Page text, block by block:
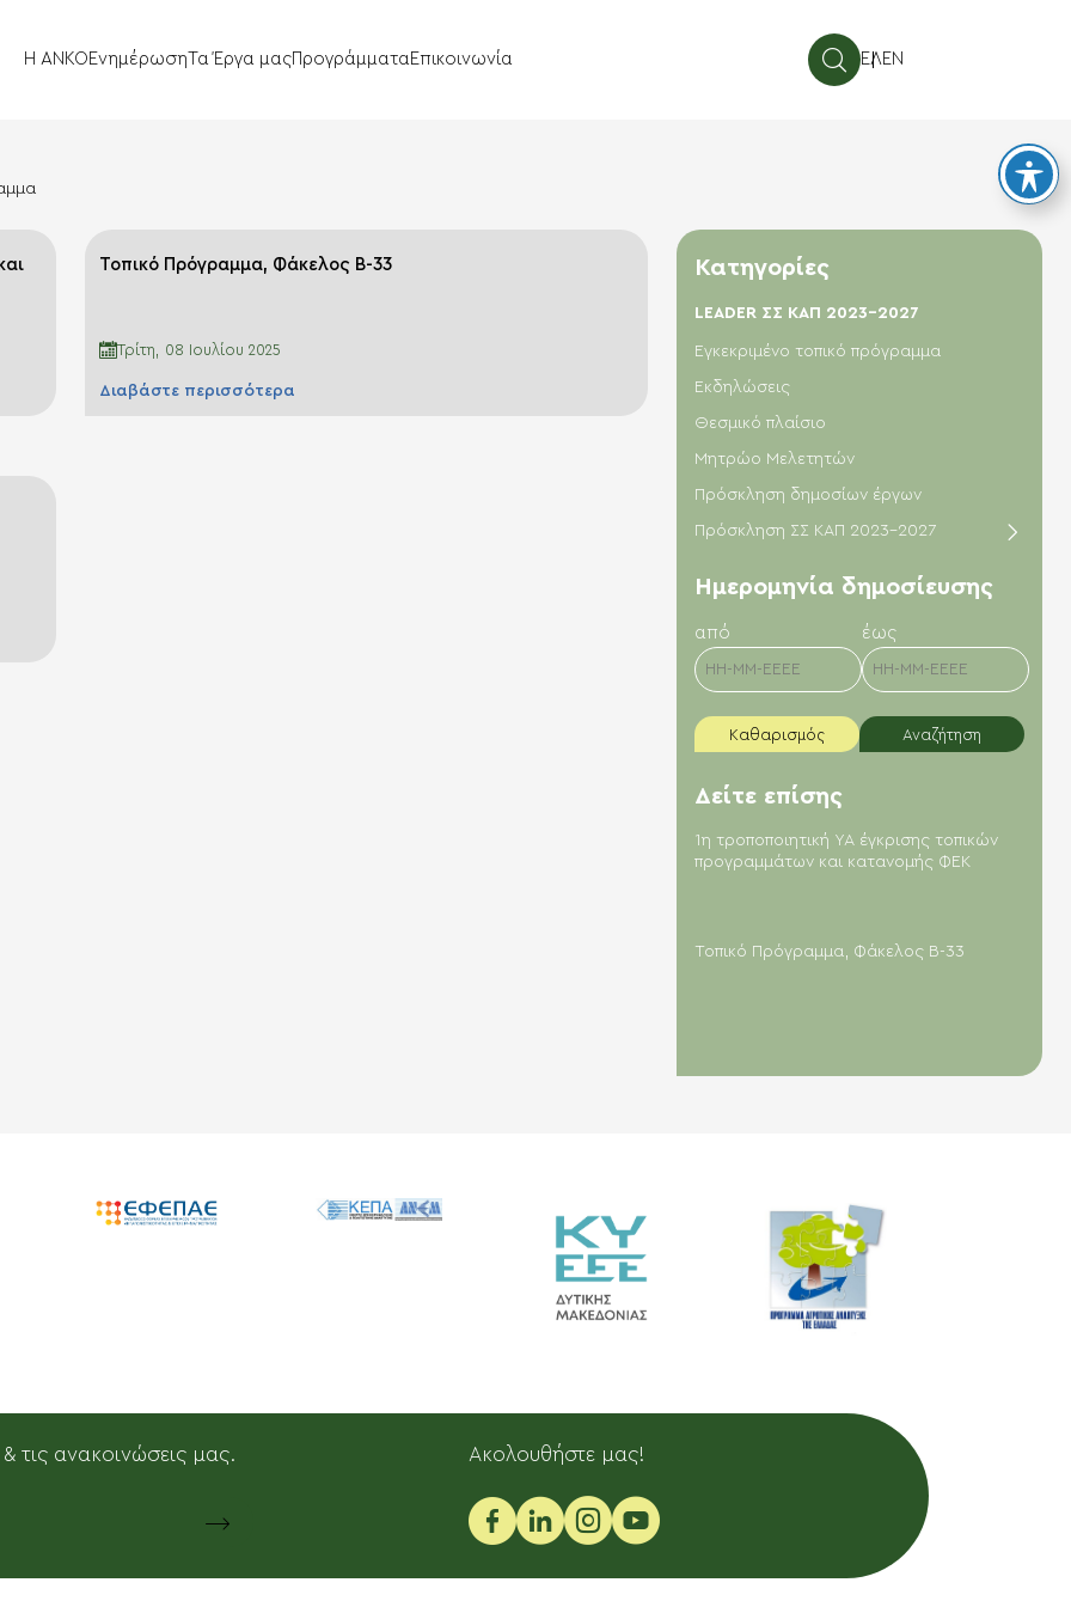
Η ΑΝΚΟ ΕνημέρωσηΤα Έργα μαςΠρογράμματα Επικοινωνία ΕΛEN
Τοπικό Πρόγραμμα, Φάκελος Β-33
Τρίτη, 08 Ιουλίου 2025
Διαβάστε περισσότερα
Κατηγορίες
LEADER ΣΣ ΚΑΠ 2023-2027
Εγκεκριμένο τοπικό πρόγραμμα
Εκδηλώσεις
Θεσμικό πλαίσιο
Μητρώο Μελετητών
Πρόσκληση δημοσίων έργων
Πρόσκληση ΣΣ ΚΑΠ 2023-2027
Hμερομηνία δημοσίευσης
από έως
Καθαρισμός Αναζήτηση
Δείτε επίσης
1η τροποποιητική ΥΑ έγκρισης τοπικών
προγραμμάτων και κατανομής ΦΕΚ
Τοπικό Πρόγραμμα, Φάκελος Β-33
τις ανακοινώσεις μας. Aκολουθήστε μας!